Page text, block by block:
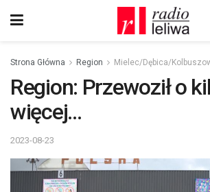
Strona Główna Region Mielec/Dębica/
Region: Przewoził o
więcej…
2023-08-23